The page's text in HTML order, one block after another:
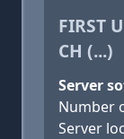
FIRST
CH (...)
Server
Number
Server